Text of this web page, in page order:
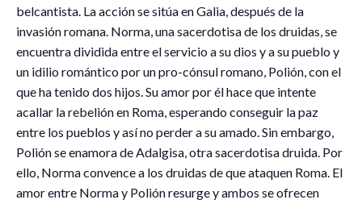
belcantista. La acción se sitúa en Galia, después de la
invasión romana. Norma, una sacerdotisa de los druidas, se
encuentra dividida entre el servicio a su dios y a su pueblo y
un idilio romántico por un pro-cónsul romano, Polión, con el
que ha tenido dos hijos. Su amor por él hace que intente
acallar la rebelión en Roma, esperando conseguir la paz
entre los pueblos y así no perder a su amado. Sin embargo,
Polión se enamora de Adalgisa, otra sacerdotisa druida. Por
ello, Norma convence a los druidas de que ataquen Roma. El
amor entre Norma y Polión resurge y ambos se ofrecen